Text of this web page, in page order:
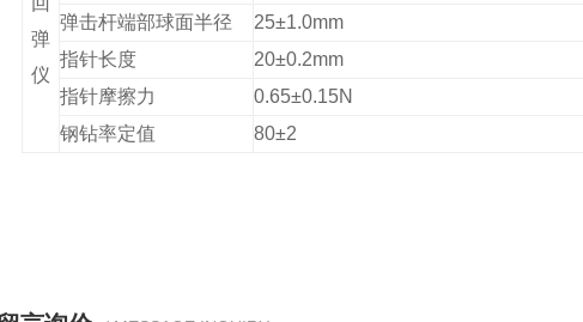
弹
仪
弹击杆端部球面半径
25±1.0mm
指针长度
20±0.2mm
指针摩擦力
0.65±0.15N
钢钻率定值
80±2